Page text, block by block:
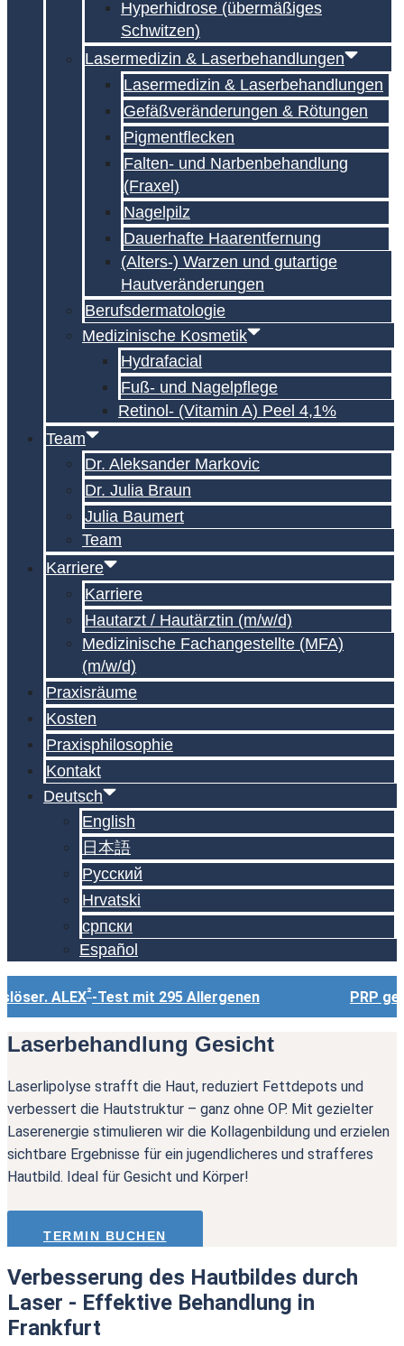
Hyperhidrose (übermäßiges
Schwitzen)
Lasermedizin & Laserbehandlungen
Lasermedizin & Laserbehandlungen
Gefäßveränderungen & Rötungen
Pigmentflecken
Falten- und Narben­behandlung
(Fraxel)
Nagelpilz
Dauerhafte Haarentfernung
(Alters-) Warzen und gutartige
Hautveränderungen
Berufsdermatologie
Medizinische Kosmetik
Hydrafacial
Fuß- und Nagelpflege
Retinol- (Vitamin A) Peel 4,1%
Team
Dr. Aleksander Markovic
Dr. Julia Braun
Julia Baumert
Team
Karriere
Karriere
Hautarzt / Hautärztin (m/w/d)
Medizinische Fachangestellte (MFA)
(m/w/d)
Praxisräume
Kosten
Praxisphilosophie
Kontakt
Deutsch
English
日本語
Русский
Hrvatski
српски
Español
ALEX²-Test mit 295 Allergenen PRP
Laserbehandlung Gesicht
Laserlipolyse strafft die Haut, reduziert Fettdepots und
verbessert die Hautstruktur – ganz ohne OP. Mit gezielter
Laserenergie stimulieren wir die Kollagenbildung und erzielen
sichtbare Ergebnisse für ein jugendlicheres und strafferes
Hautbild. Ideal für Gesicht und Körper!
TERMIN BUCHEN
Verbesserung des Hautbildes durch
Laser - Effektive Behandlung in
Frankfurt